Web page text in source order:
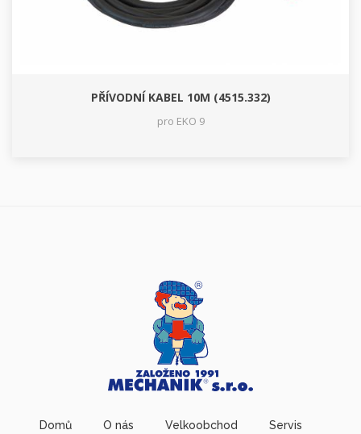
PŘÍVODNÍ KABEL 10M (4515.332)
pro EKO 9
Domů O nás Velkoobchod Servis